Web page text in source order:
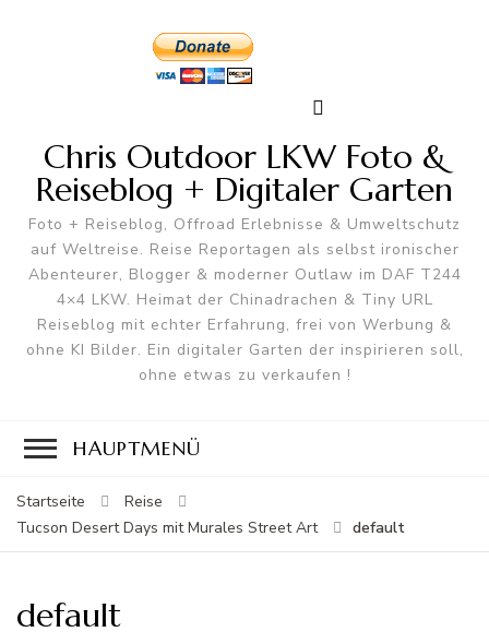
Chris Outdoor LKW Foto &
Reiseblog + Digitaler Garten
Foto + Reiseblog, Offroad Erlebnisse & Umweltschutz
auf Weltreise. Reise Reportagen als selbst ironischer
Abenteurer, Blogger & moderner Outlaw im DAF T244
4×4 LKW. Heimat der Chinadrachen & Tiny URL
Reiseblog mit echter Erfahrung, frei von Werbung &
ohne KI Bilder. Ein digitaler Garten der inspirieren soll,
ohne etwas zu verkaufen !
HAUPTMENÜ
Startseite
Reise
Tucson Desert Days mit Murales Street Art
default
default